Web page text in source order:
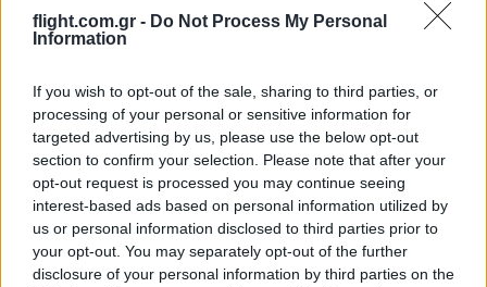
flight.com.gr - Do Not Process My Personal
Information
If you wish to opt-out of the sale, sharing to third parties, or
processing of your personal or sensitive information for
targeted advertising by us, please use the below opt-out
section to confirm your selection. Please note that after your
opt-out request is processed you may continue seeing
interest-based ads based on personal information utilized by
us or personal information disclosed to third parties prior to
your opt-out. You may separately opt-out of the further
disclosure of your personal information by third parties on the
Ροή Ειδήσεων
Βίντεο: Τα νέα Canadair DHC-515
κατασκευάζονται – οι μεγάλες
προσδοκίες και η πραγματικότητα